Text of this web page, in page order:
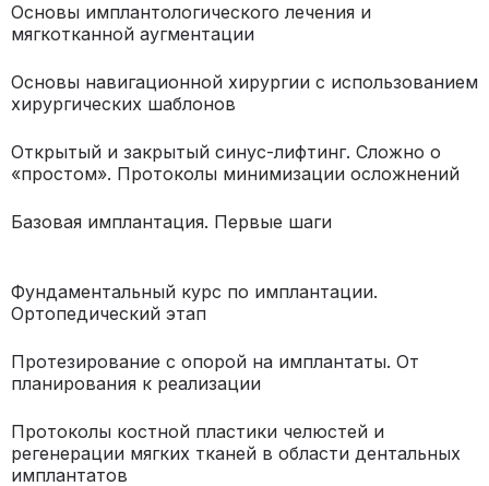
Основы имплантологического лечения и
мягкотканной аугментации
Основы навигационной хирургии с использованием
хирургических шаблонов
Открытый и закрытый синус-лифтинг. Сложно о
«простом». Протоколы минимизации осложнений
Базовая имплантация. Первые шаги
Фундаментальный курс по имплантации.
Ортопедический этап
Протезирование с опорой на имплантаты. От
планирования к реализации
Протоколы костной пластики челюстей и
регенерации мягких тканей в области дентальных
имплантатов